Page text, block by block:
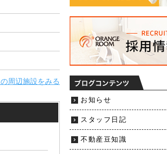
の周辺施設をみる
お知らせ
スタッフ日記
不動産豆知識